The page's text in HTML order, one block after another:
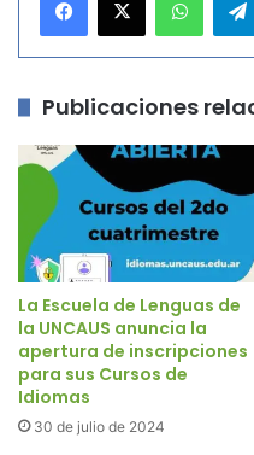
Publicaciones
La Escuela de Lenguas de
la UNCAUS anuncia la
apertura de inscripciones
para sus Cursos de
Idiomas
30 de julio de 2024